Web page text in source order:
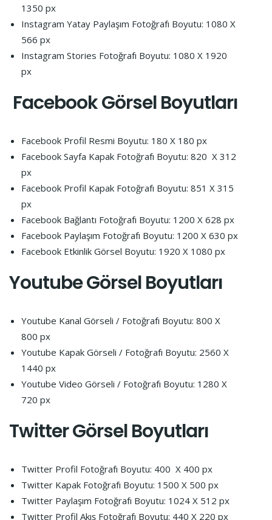
1350 px
Instagram Yatay Paylaşım Fotoğrafı Boyutu: 1080 X
566 px
Instagram Stories Fotoğrafı Boyutu: 1080 X 1920
px
FacebookGörsel Boyutları
Facebook Profil Resmi Boyutu: 180 X 180 px
Facebook Sayfa Kapak Fotoğrafı Boyutu: 820 X 312
px
Facebook Profil Kapak Fotoğrafı Boyutu: 851 X 315
px
Facebook Bağlantı Fotoğrafı Boyutu: 1200 X 628 px
Facebook Paylaşım Fotoğrafı Boyutu: 1200 X 630 px
Facebook Etkinlik Görsel Boyutu: 1920 X 1080 px
YoutubeGörsel Boyutları
Youtube Kanal Görseli / Fotoğrafı Boyutu: 800 X
800 px
Youtube Kapak Görseli / Fotoğrafı Boyutu: 2560 X
1440 px
Youtube Video Görseli / Fotoğrafı Boyutu: 1280 X
720 px
TwitterGörsel Boyutları
Twitter Profil Fotoğrafı Boyutu: 400 X 400 px
Twitter Kapak Fotoğrafı Boyutu: 1500 X 500 px
Twitter Paylaşım Fotoğrafı Boyutu: 1024 X 512 px
Twitter Profil Akış Fotoğrafı Boyutu: 440 X 220 px